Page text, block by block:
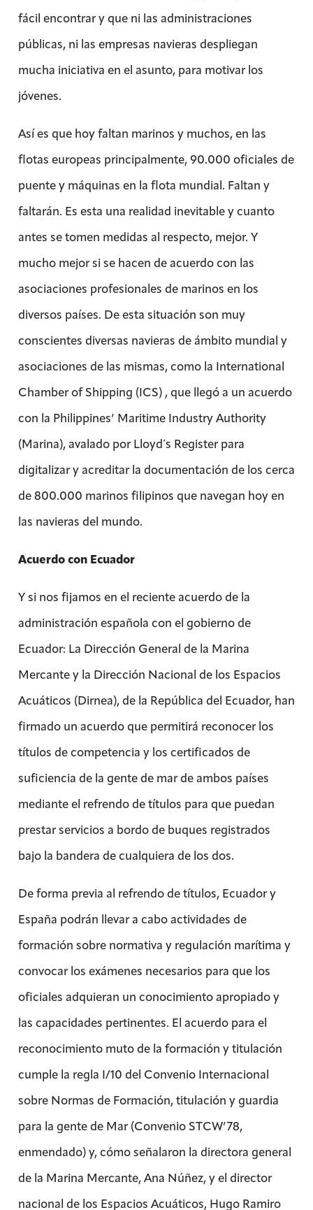
fácil encontrar y que ni las administraciones
públicas, ni las empresas navieras despliegan
mucha iniciativa en el asunto, para motivar los
jóvenes.
Así es que hoy faltan marinos y muchos, en las
flotas europeas principalmente, 90.000 oficiales de
puente y máquinas en la flota mundial. Faltan y
faltarán. Es esta una realidad inevitable y cuanto
antes se tomen medidas al respecto, mejor. Y
mucho mejor si se hacen de acuerdo con las
asociaciones profesionales de marinos en los
diversos países. De esta situación son muy
conscientes diversas navieras de ámbito mundial y
asociaciones de las mismas, como la International
Chamber of Shipping (ICS) , que llegó a un acuerdo
con la Philippines’ Maritime Industry Authority
(Marina), avalado por Lloyd´s Register para
digitalizar y acreditar la documentación de los cerca
de 800.000 marinos filipinos que navegan hoy en
las navieras del mundo.
Acuerdo con Ecuador
Y si nos fijamos en el reciente acuerdo de la
administración española con el gobierno de
Ecuador: La Dirección General de la Marina
Mercante y la Dirección Nacional de los Espacios
Acuáticos (Dirnea), de la República del Ecuador, han
firmado un acuerdo que permitirá reconocer los
títulos de competencia y los certificados de
suficiencia de la gente de mar de ambos países
mediante el refrendo de títulos para que puedan
prestar servicios a bordo de buques registrados
bajo la bandera de cualquiera de los dos.
De forma previa al refrendo de títulos, Ecuador y
España podrán llevar a cabo actividades de
formación sobre normativa y regulación marítima y
convocar los exámenes necesarios para que los
oficiales adquieran un conocimiento apropiado y
las capacidades pertinentes. El acuerdo para el
reconocimiento muto de la formación y titulación
cumple la regla I/10 del Convenio Internacional
sobre Normas de Formación, titulación y guardia
para la gente de Mar (Convenio STCW’78,
enmendado) y, cómo señalaron la directora general
de la Marina Mercante, Ana Núñez, y el director
nacional de los Espacios Acuáticos, Hugo Ramiro